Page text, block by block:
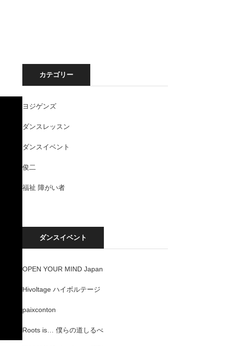
カテゴリー
ヨジゲンズ
ダンスレッスン
ダンスイベント
俊二
福祉 障がい者
ダンスイベント
OPEN YOUR MIND Japan
Hivoltage ハイボルテージ
paixconton
Roots is… 僕らの道しるべ